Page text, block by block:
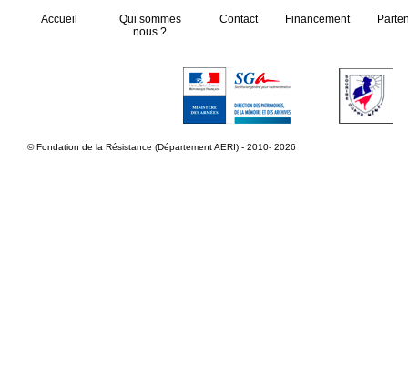
Accueil
Qui sommes
nous ?
Contact Financement
© Fondation de la Résistance (Département AERI) - 2010- 2026